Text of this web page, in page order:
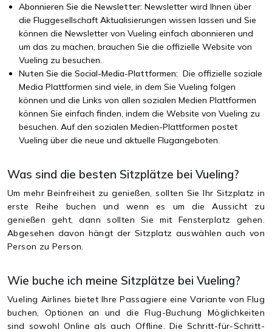
Abonnieren Sie die Newsletter: Newsletter wird Ihnen über
die Fluggesellschaft Aktualisierungen wissen lassen und Sie
können die Newsletter von Vueling einfach abonnieren und
um das zu machen, brauchen Sie die offizielle Website von
Vueling zu besuchen.
Nuten Sie die Social-Media-Plattformen: Die offizielle soziale
Media Plattformen sind viele, in dem Sie Vueling folgen
können und die Links von allen sozialen Medien Plattformen
können Sie einfach finden, indem die Website von Vueling zu
besuchen. Auf den sozialen Medien-Plattformen postet
Vueling über die neue und aktuelle Flugangeboten.
Was sind die besten Sitzplätze bei Vueling?
Um mehr Beinfreiheit zu genießen, sollten Sie Ihr Sitzplatz in
erste Reihe buchen und wenn es um die Aussicht zu
genießen geht, dann sollten Sie mit Fensterplatz gehen.
Abgesehen davon hängt der Sitzplatz auswählen auch von
Person zu Person.
Wie buche ich meine Sitzplätze bei Vueling?
Vueling Airlines bietet Ihre Passagiere eine Variante von Flug
buchen, Optionen an und die Flug-Buchung Möglichkeiten
sind sowohl Online als auch Offline. Die Schritt-für-Schritt-